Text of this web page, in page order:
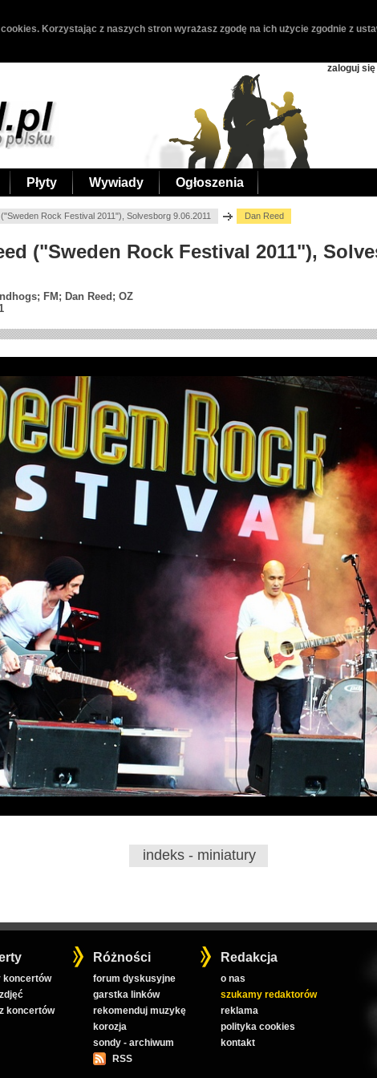
Korzystając z naszych stron wyrażasz zgodę na ich użycie zgodnie z
zaloguj się
Płyty Wywiady Ogłoszenia
Rock Festival 2011"), Solvesborg 9.06.2011 Dan Reed
("Sweden Rock Festival 2011"),
FM; Dan Reed; OZ
indeks - miniatury
koncertów
koncertów
Różności
forum dyskusyjne
garstka linków
rekomenduj muzykę
korozja
sondy - archiwum
RSS
Redakcja
o nas
szukamy redaktorów
reklama
polityka cookies
kontakt